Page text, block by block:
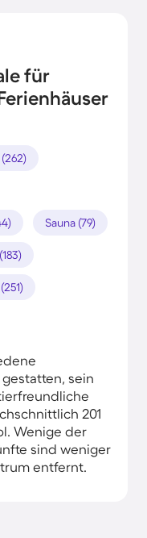
für
Sauna (79)
sein
201
Wenige der
sind weniger
entfernt.